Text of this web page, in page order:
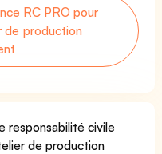
RC PRO pour
de production
responsabilité civile
de production